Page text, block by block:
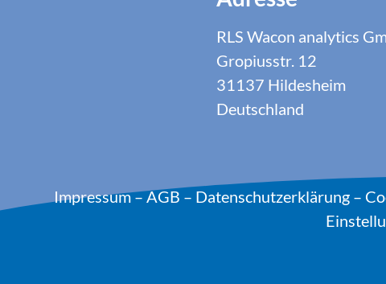
RLS Wacon analytics
Gropiusstr. 12
31137 Hildesheim
Deutschland
Impressum–AGB – Datenschutzerklärung–